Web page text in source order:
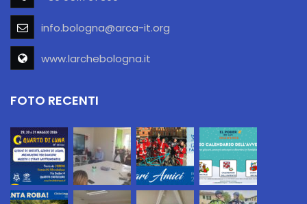
info.bologna@arca-it.org
www.larchebologna.it
FOTO RECENTI